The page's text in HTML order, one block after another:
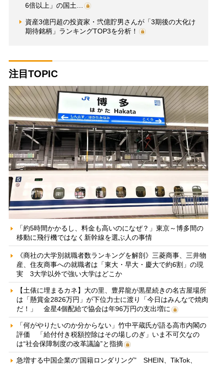
6倍以上」の国土…
資産3億円超の投資家・弐億貯男さんが「3期後の大化け
期待銘柄」ランキングTOP3を分析！
注目TOPIC
「約5時間かかるし、料金も高いのになぜ？」東京～博多間の
移動に飛行機ではなく新幹線を選ぶ人の事情
《商社の大学別就職者数ランキングを解剖》三菱商事、三井物
産、住友商事への就職者は「東大・早大・慶大で約6割」の現
実 3大学以外で強い大学はどこか
【土俵に埋まるカネ】大の里、豊昇龍が黒星続きの名古屋場所
は「懸賞金2826万円」が下位力士に渡り「今日はみんなで焼肉
だ！」 金星4個配給で協会は年96万円の支出増に
「何がやりたいのか分からない」竹中平蔵氏が語る高市内閣の
評価 「給付付き税額控除はその場しのぎ」いま不可欠なの
は“社会保障制度の改革議論”と指摘
急増する中国企業の“国籍ロンダリング” SHEIN、TikTok、